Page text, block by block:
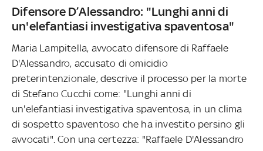
Difensore D’Alessandro: "Lunghi anni di
un'elefantiasi investigativa spaventosa"
Maria Lampitella, avvocato difensore di Raffaele
D'Alessandro, accusato di omicidio
preterintenzionale, descrive il processo per la morte
di Stefano Cucchi come: "Lunghi anni di
un'elefantiasi investigativa spaventosa, in un clima
di sospetto spaventoso che ha investito persino gli
avvocati". Con una certezza: "Raffaele D'Alessandro